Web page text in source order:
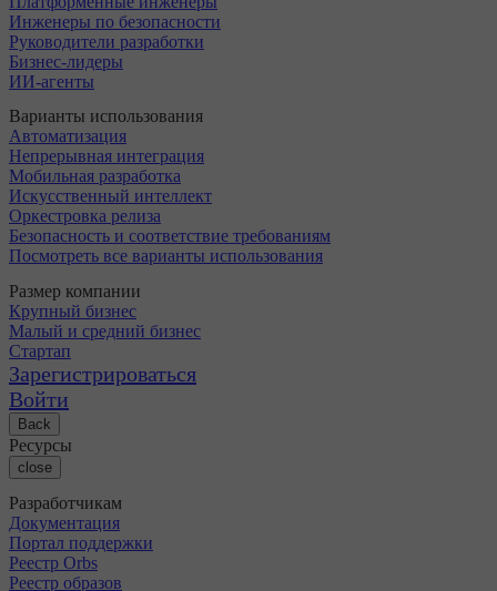
Инженеры по безопасности
Руководители разработки
Бизнес-лидеры
ИИ-агенты
Варианты использования
Автоматизация
Непрерывная интеграция
Мобильная разработка
Искусственный интеллект
Оркестровка релиза
Безопасность и соответствие требованиям
Посмотреть все варианты использования
Размер компании
Крупный бизнес
Малый и средний бизнес
Стартап
Зарегистрироваться
Войти
Back
Ресурсы
close
Разработчикам
Документация
Портал поддержки
Реестр Orbs
Реестр образов